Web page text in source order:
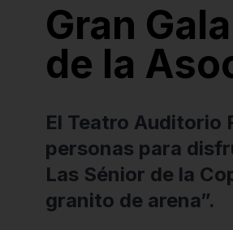
Gran
de la
El Teatro Auditorio
personas para
Las Sénior de la
granito de arena”.